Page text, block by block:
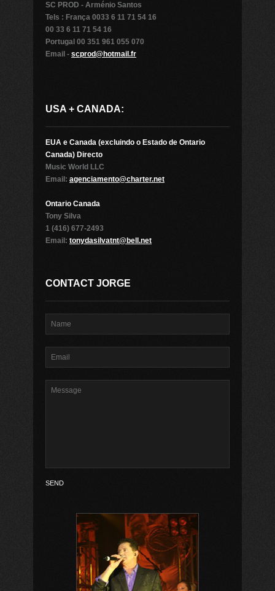
SC PROD - Arménio Santos
Tels : França 0033 6 11 71 54 16
00 33 6 11 71 54 16
Portugal 00 351 961 055 070
Email - scprod@hotmail.fr
USA + CANADA:
EUA e Canada (excluindo o Estado de Ontario
Canada) Directo
Music World LLC
Email: agenciamento@charter.net
Ontario Canada
Tony Silva
1 (416) 677-2493
Email: tonydasilvatnt@bell.net
CONTACT JORGE